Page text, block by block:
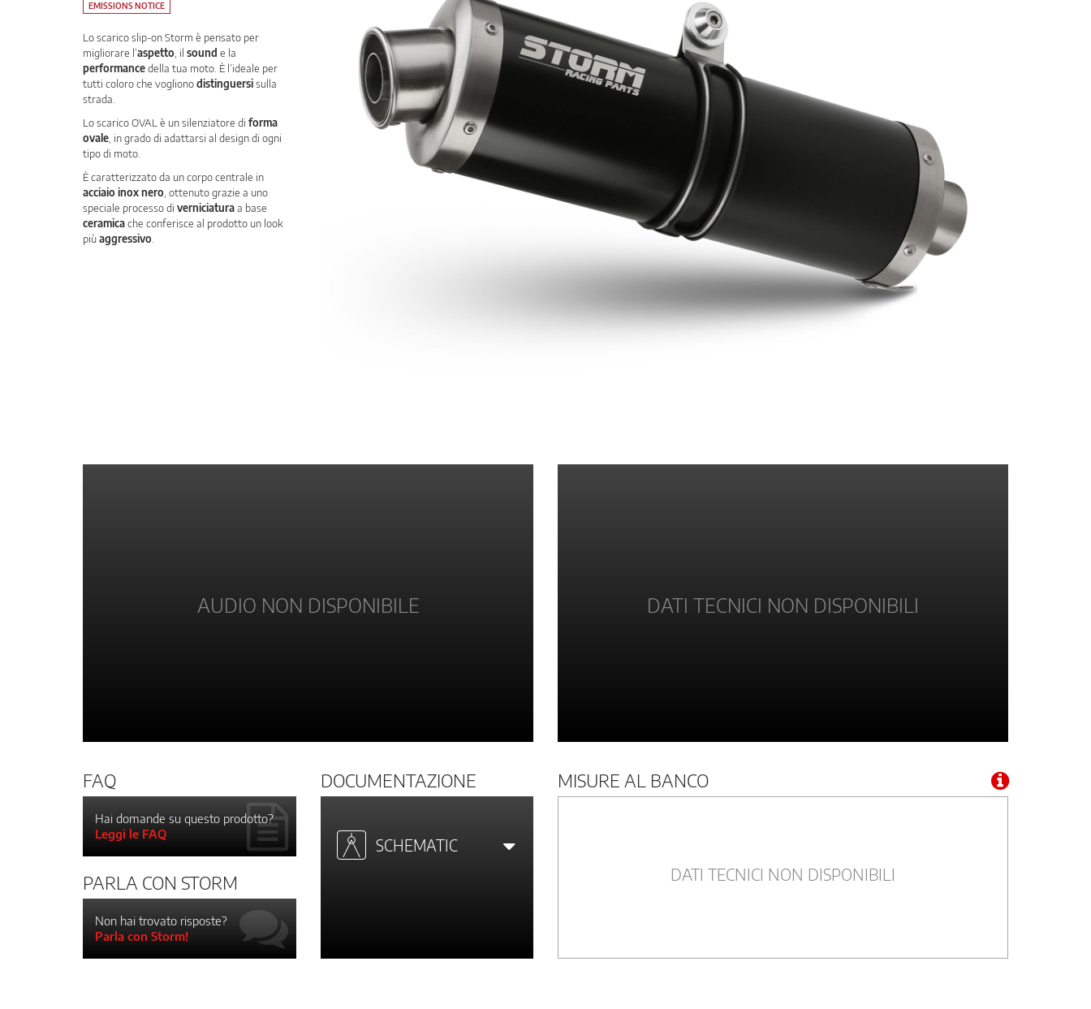
EMISSIONS NOTICE
Lo scarico slip-on Storm è pensato per
migliorare l’aspetto , il sound e la
performancedella tua moto. È l’ideale per
tutti coloro che voglionodistinguersisulla
strada.
Lo scarico OVAL è un silenziatore di forma
ovale , in grado di adattarsi al design di ogni
tipo di moto.
È caratterizzato da un corpo centrale in
acciaio inox nero , ottenuto grazie a uno
speciale processo di verniciaturaa base
ceramicache conferisce al prodotto un look
piùaggressivo
AUDIO NON DISPONIBILE DATI TECNICI NON DISPONIBILI
FAQ
Hai domande su questo prodotto?
Leggi le FAQ
PARLA CON STORM
Non hai trovato risposte?
Parla con Storm!
DOCUMENTAZIONE
SCHEMATIC
MISURE AL BANCO
DATI TECNICI NON DISPONIBILI